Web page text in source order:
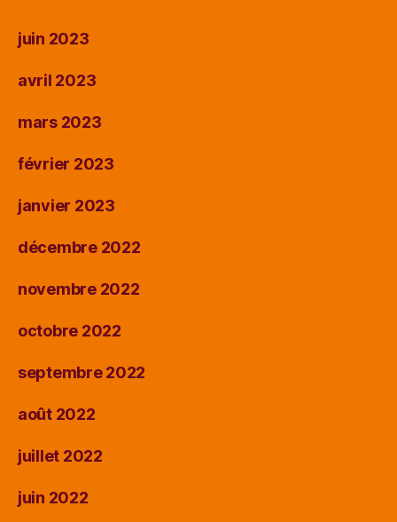
juin 2023
avril 2023
mars 2023
février 2023
janvier 2023
décembre 2022
novembre 2022
octobre 2022
septembre 2022
août 2022
juillet 2022
juin 2022